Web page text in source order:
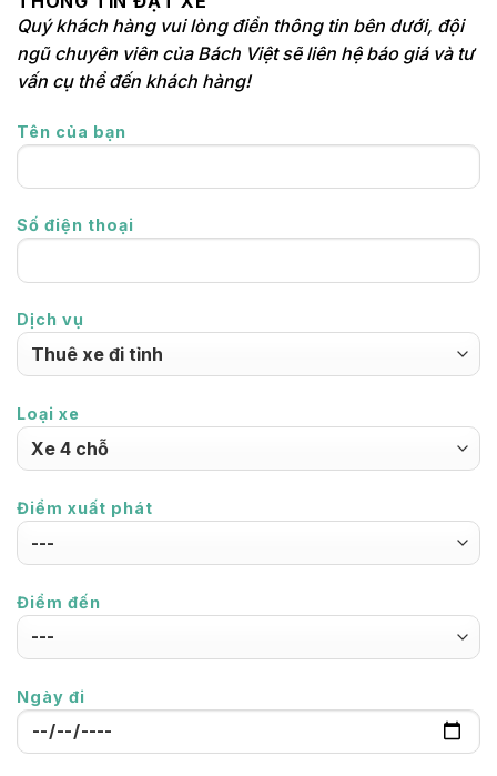
Quý khách hàng vui lòng điền thông tin bên dưới, đội
ngũ chuyên viên của Bách Việt sẽ liên hệ báo giá và tư
vấn cụ thể đến khách hàng!
Tên của bạn
Số điện thoại
Dịch vụ
Loại xe
Điểm xuất phát
Điểm đến
Ngày đi